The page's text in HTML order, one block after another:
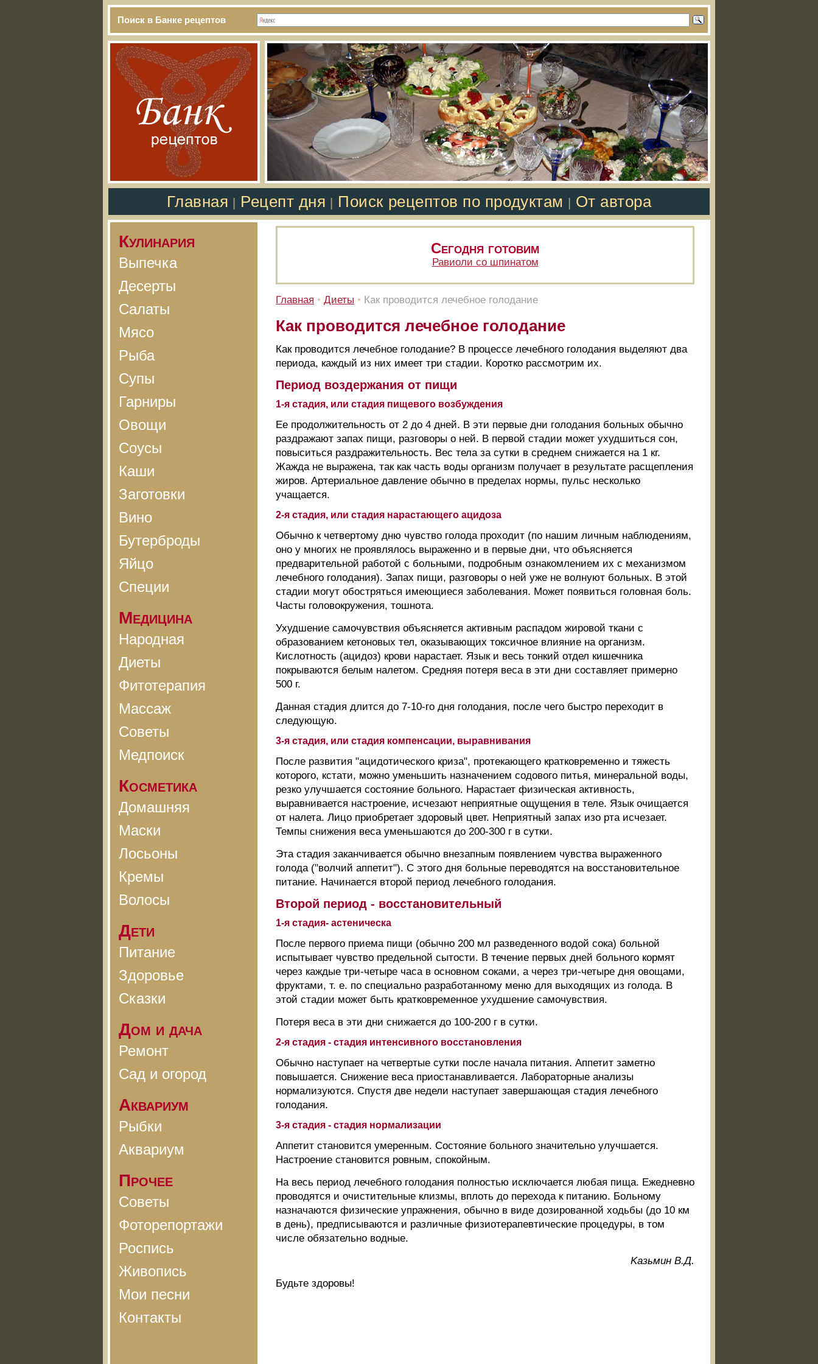
Поиск в Банке рецептов
Главная Рецепт дня Поиск рецептов по продуктам От автора
Кулинария
Выпечка
Десерты
Салаты
Мясо
Рыба
Супы
Гарниры
Овощи
Соусы
Каши
Заготовки
Вино
Бутерброды
Яйцо
Специи
Медицина
Народная
Диеты
Фитотерапия
Массаж
Советы
Медпоиск
Косметика
Домашняя
Маски
Лосьоны
Кремы
Волосы
Дети
Питание
Здоровье
Сказки
Дом и дача
Ремонт
Сад и огород
Аквариум
Рыбки
Аквариум
Прочее
Советы
Фоторепортажи
Роспись
Живопись
Мои песни
Контакты
Сегодня готовим
Равиоли со шпинатом
Главная • Диеты • Как проводится лечебное голодание
Как проводится лечебное голодание
Как проводится лечебное голодание? В процессе лечебного голодания выделяют два
периода, каждый из них имеет три стадии. Коротко рассмотрим их.
Период воздержания от пищи
1-я стадия, или стадия пищевого возбуждения
Ее продолжительность от 2 до 4 дней. В эти первые дни голодания больных обычно
раздражают запах пищи, разговоры о ней. В первой стадии может ухудшиться сон,
повыситься раздражительность. Вес тела за сутки в среднем снижается на 1 кг.
Жажда не выражена, так как часть воды организм получает в результате расщепления
жиров. Артериальное давление обычно в пределах нормы, пульс несколько
учащается.
2-я стадия, или стадия нарастающего ацидоза
Обычно к четвертому дню чувство голода проходит (по нашим личным наблюдениям,
оно у многих не проявлялось выраженно и в первые дни, что объясняется
предварительной работой с больными, подробным ознакомлением их с механизмом
лечебного голодания). Запах пищи, разговоры о ней уже не волнуют больных. В этой
стадии могут обостряться имеющиеся заболевания. Может появиться головная боль.
Часты головокружения, тошнота.
Ухудшение самочувствия объясняется активным распадом жировой ткани с
образованием кетоновых тел, оказывающих токсичное влияние на организм.
Кислотность (ацидоз) крови нарастает. Язык и весь тонкий отдел кишечника
покрываются белым налетом. Средняя потеря веса в эти дни составляет примерно
500 г.
Данная стадия длится до 7-10-го дня голодания, после чего быстро переходит в
следующую.
3-я стадия, или стадия компенсации, выравнивания
После развития "ацидотического криза", протекающего кратковременно и тяжесть
которого, кстати, можно уменьшить назначением содового питья, минеральной воды,
резко улучшается состояние больного. Нарастает физическая активность,
выравнивается настроение, исчезают неприятные ощущения в теле. Язык очищается
от налета. Лицо приобретает здоровый цвет. Неприятный запах изо рта исчезает.
Темпы снижения веса уменьшаются до 200-300 г в сутки.
Эта стадия заканчивается обычно внезапным появлением чувства выраженного
голода ("волчий аппетит"). С этого дня больные переводятся на восстановительное
питание. Начинается второй период лечебного голодания.
Второй период - восстановительный
1-я стадия- астеническа
После первого приема пищи (обычно 200 мл разведенного водой сока) больной
испытывает чувство предельной сытости. В течение первых дней больного кормят
через каждые три-четыре часа в основном соками, а через три-четыре дня овощами,
фруктами, т. е. по специально разработанному меню для выходящих из голода. В
этой стадии может быть кратковременное ухудшение самочувствия.
Потеря веса в эти дни снижается до 100-200 г в сутки.
2-я стадия - стадия интенсивного восстановления
Обычно наступает на четвертые сутки после начала питания. Аппетит заметно
повышается. Снижение веса приостанавливается. Лабораторные анализы
нормализуются. Спустя две недели наступает завершающая стадия лечебного
голодания.
3-я стадия - стадия нормализации
Аппетит становится умеренным. Состояние больного значительно улучшается.
Настроение становится ровным, спокойным.
На весь период лечебного голодания полностью исключается любая пища. Ежедневно
проводятся и очистительные клизмы, вплоть до перехода к питанию. Больному
назначаются физические упражнения, обычно в виде дозированной ходьбы (до 10 км
в день), предписываются и различные физиотерапевтические процедуры, в том
числе обязательно водные.
Kaзьмин B.Д.
Будьте здоровы!